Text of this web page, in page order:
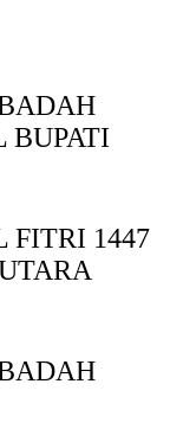
BUPATI
FITRI 1447